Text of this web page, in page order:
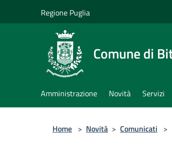
Regione Puglia
Comune di
Amministrazione Novità Servizi
Home > Novità > Comunicati >